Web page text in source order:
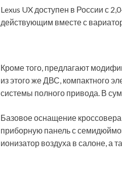
Lexus UX доступен в России с
действующим вместе с
Кроме того, предлагают
из этого же ДВС, компактного
системы полного привода. В
Базовое оснащение
приборную панель с
ионизатор воздуха в салоне, а